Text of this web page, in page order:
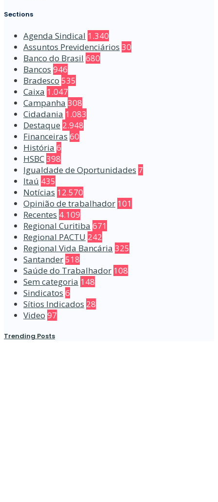
Sections
Agenda Sindical 1.340
Assuntos Previdenciários 30
Banco do Brasil 680
Bancos 946
Bradesco 535
Caixa 1.047
Campanha 308
Cidadania 1.083
Destaque 2.948
Financeiras 60
História 6
HSBC398
Igualdade de Oportunidades 7
Itaú 435
Notícias 12.570
Opinião de trabalhador 101
Recentes 4.109
Regional Curitiba 671
Regional PACTU 242
Regional Vida Bancária 325
Santander518
Saúde do Trabalhador 108
Sem categoria 148
Sindicatos 6
Sítios Indicados 28
Video 97
Trending Posts